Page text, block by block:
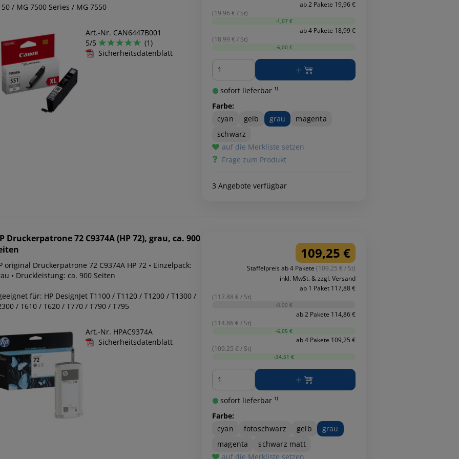
/ MG 7500 Series / MG 7550
Art.-Nr. CAN6447B001
5/5
(1)
Sicherheitsdatenblatt
ab 2 Pakete 19,96 €
(19.96 € / St)
-1,07 €
ab 4 Pakete 18,99 €
(18.99 € / St)
-6,00 €
Menge
sofort lieferbar ¹⁾
Farbe:
cyan
gelb grau
magenta
schwarz
auf die Merkliste setzen
Frage zum Produkt
3 Angebote verfügbar
Druckerpatrone 72 C9374A (HP 72), grau, ca. 900
original Druckerpatrone 72 C9374A HP 72 • Einzelpack:
• Druckleistung: ca. 900 Seiten
für: HP DesignJet T1100 / T1120 / T1200 / T1300 /
/ T610 / T620 / T770 / T790 / T795
Art.-Nr. HPAC9374A
Sicherheitsdatenblatt
109,25 €
Staffelpreis ab 4 Pakete (109.25 € / St)
inkl. MwSt. & zzgl. Versand
ab 1 Paket 117,88 €
(117.88 € / St)
-0,00 €
ab 2 Pakete 114,86 €
(114.86 € / St)
-6,05 €
ab 4 Pakete 109,25 €
(109.25 € / St)
-34,51 €
Menge
sofort lieferbar ¹⁾
Farbe:
cyan
fotoschwarz gelb
grau
magenta
schwarz matt
auf die Merkliste setzen